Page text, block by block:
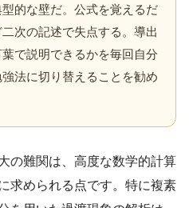
的な壁だ。公式を覚えるだ
次の記述で失点する。導出
で説明できるかを毎回自分
法に切り替えることを勧め
の難関は、高度な数学的計算
求められる点です。特に複素